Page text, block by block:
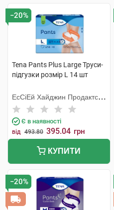
−20%
Tena Pants Plus Large Труси-
підгузки розмір L 14 шт
ЕсСіЕй Хайджин Продактс
Хугезанд
Є в наявності
від 493.80 395.04 грн
КУПИТИ
−20%